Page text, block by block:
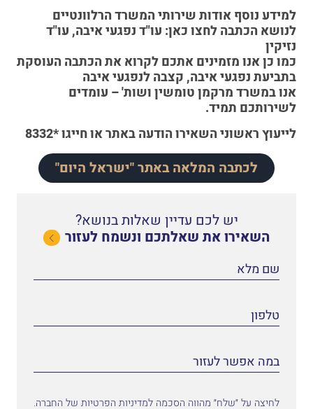
למידע נוסף אודות שירותי המשרד הרלוונטיים
לנושא הכתבה לחצו כאן: עו"ד נפגעי איבה, עו"ד
נזיקין
כמו כן אנו מזמינים אתכם לקרוא את הכתבה העוסקת
בתביעת נפגעי איבה, קצבה לנפגעי איבה
אנו במשרד מרקמן טומשין ושות' – עומדים
לשירותכם תמיד.
לייעוץ ראשוניהשאירו הודעה באתראוחייגו *8332
לכתבה המלאה באתר "ישראל היום"
יש לכם עדיין שאלות בנושא?
השאירו את שאלתכם ונשמח לעזור
לחיצה על ״שלח״ מהווה הסכמה למדיניות הפרטיות של החברה.